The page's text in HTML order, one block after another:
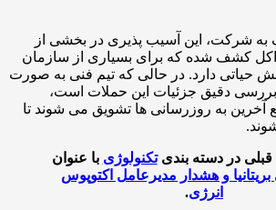
شرکت، این آسیب پذیری در بخشی از
شده که برای بسیاری از سازمان
دارد. در حالی که تیم فنی به صورت
دقیق جزئیات این حملات است،
به روزرسانی ها تشویق می شوند تا
در دسته بندیتکنولوژیبا عنوان
و هشدار مدیرعامل اکتوپوس
انرژی.